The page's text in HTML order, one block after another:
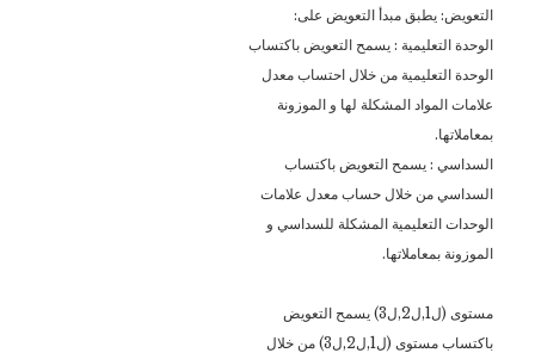
التعويض: يطبق مبدأ التعويض على:
الوحدة التعليمية : يسمح التعويض باكتساب
الوحدة التعليمية من خلال احتساب معدل
علامات المواد المشكلة لها و الموزونة
بمعاملاتها.
السداسي : يسمح التعويض باكتساب
السداسي من خلال حساب معدل علامات
الوحدات التعليمية المشكلة للسداسي و
الموزونة بمعاملاتها.
مستوى (ل1,ل2,ل3) يسمح التعويض
باكتساب مستوى (ل1,ل2,ل3) من خلال